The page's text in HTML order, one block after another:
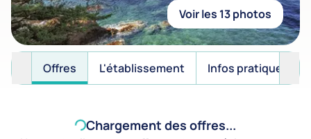
Voir les 13 photos
Offres L'établissement Infos pratiques
Chargement des offres...